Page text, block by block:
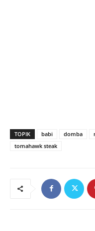
TOPIK babi domba
tomahawk steak